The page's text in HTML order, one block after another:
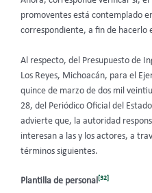
promoventes está contemplado
correspondiente, a fin de hacerlo
Al respecto, del Presupuesto de
Los Reyes, Michoacán, para el
quince de marzo de dos mil
28, del Periódico Oficial del
advierte que, la autoridad
interesan a las y los actores, a
términos siguientes.
Plantilla de personal [32]